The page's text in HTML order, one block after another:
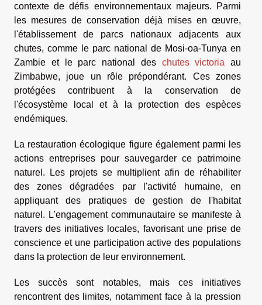
contexte de défis environnementaux majeurs. Parmi
les mesures de conservation déjà mises en œuvre,
l'établissement de parcs nationaux adjacents aux
chutes, comme le parc national de Mosi-oa-Tunya en
Zambie et le parc national des chutes victoria au
Zimbabwe, joue un rôle prépondérant. Ces zones
protégées contribuent à la conservation de
l'écosystème local et à la protection des espèces
endémiques.
La restauration écologique figure également parmi les
actions entreprises pour sauvegarder ce patrimoine
naturel. Les projets se multiplient afin de réhabiliter
des zones dégradées par l'activité humaine, en
appliquant des pratiques de gestion de l'habitat
naturel. L'engagement communautaire se manifeste à
travers des initiatives locales, favorisant une prise de
conscience et une participation active des populations
dans la protection de leur environnement.
Les succès sont notables, mais ces initiatives
rencontrent des limites, notamment face à la pression